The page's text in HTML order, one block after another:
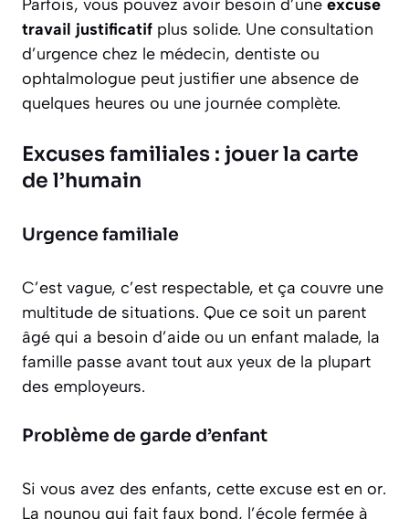
Parfois, vous pouvez avoir besoin d’une excuse
travail justificatif plus solide. Une consultation
d’urgence chez le médecin, dentiste ou
ophtalmologue peut justifier une absence de
quelques heures ou une journée complète.
Excuses familiales : jouer la carte
de l’humain
Urgence familiale
C’est vague, c’est respectable, et ça couvre une
multitude de situations. Que ce soit un parent
âgé qui a besoin d’aide ou un enfant malade, la
famille passe avant tout aux yeux de la plupart
des employeurs.
Problème de garde d’enfant
Si vous avez des enfants, cette excuse est en or.
La nounou qui fait faux bond, l’école fermée à